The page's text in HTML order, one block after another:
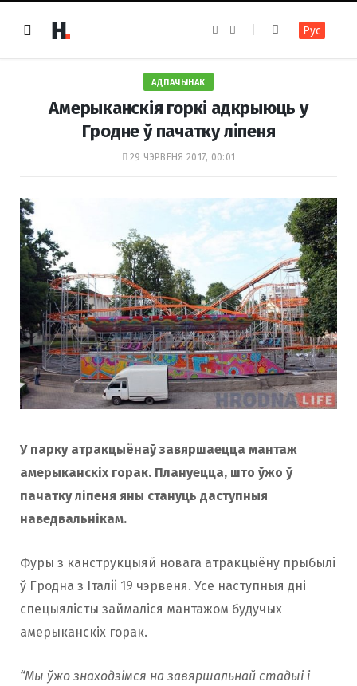
e
k
t
a
m
Рус
АДПАЧЫНАК
Амерыканскія горкі адкрыюць у
Гродне ў пачатку ліпеня
29 ЧЭРВЕНЯ 2017, 00:01
У парку атракцыёнаў завяршаецца мантаж
амерыканскіх горак. Плануецца, што ўжо ў
пачатку ліпеня яны стануць даступныя
наведвальнікам.
Фуры з канструкцыяй новага атракцыёну прыбылі
ў Гродна з Iталii 19 чэрвеня. Усе наступныя дні
спецыялісты займаліся мантажом будучых
амерыканскіх горак.
“Мы ўжо знаходзімся на завяршальнай стадыі і